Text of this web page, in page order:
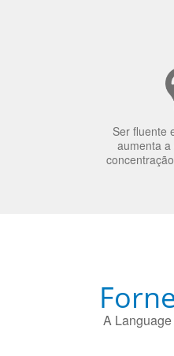
Ser fluente
aumenta
A